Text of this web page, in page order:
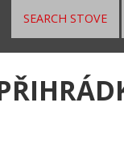
SEARCH STOVE